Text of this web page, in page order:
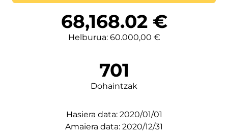
Lortutakoa
68,168.02€
Helburua: 60.000,00 €
701
Dohaintzak
Hasiera data: 2020/01/01
Amaiera data: 2020/12/31